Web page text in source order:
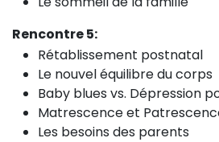
Rencontre 5:
Rétablissement postnatal
Le nouvel équilibre du corps
Baby blues vs. Dépression
Matrescence et
Les besoins des parents